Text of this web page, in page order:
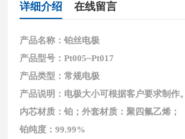
详细介绍 在线留言
产品名称：铂丝电极
产品型号：Pt005~Pt017
产品类型：常规电极
产品说明：电极大小可根据客户要求制作。
内芯材质：铂；外套材质：聚四氟乙烯；
铂纯度：99.99%